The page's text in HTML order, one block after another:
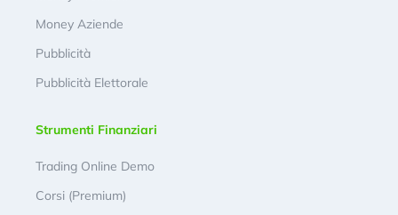
Money Aziende
Pubblicità
Pubblicità Elettorale
Strumenti Finanziari
Trading Online Demo
Corsi (Premium)